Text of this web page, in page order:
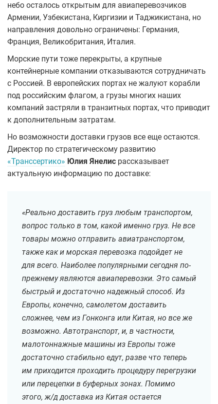
небо осталось открытым для авиаперевозчиков
Армении, Узбекистана, Киргизии и Таджикистана, но
направления довольно ограничены: Германия,
Франция, Великобритания, Италия.
Морские пути тоже перекрыты, а крупные
контейнерные компании отказываются сотрудничать
с Россией. В европейских портах не жалуют корабли
под российским флагом, а грузы многих наших
компаний застряли в транзитных портах, что приводит
к дополнительным затратам.
Но возможности доставки грузов все еще остаются.
Директор по стратегическому развитию
«Транссертико» Юлия Янелис рассказывает
актуальную информацию по доставке:
«Реально доставить груз любым транспортом,
вопрос только в том, какой именно груз. Не все
товары можно отправить авиатранспортом,
также как и морская перевозка подойдет не
для всего. Наиболее популярными сегодня по-
прежнему являются авиаперевозки. Это самый
быстрый и достаточно надежный способ. Из
Европы, конечно, самолетом доставить
сложнее, чем из Гонконга или Китая, но все же
возможно. Автотранспорт, и, в частности,
малотоннажные машины из Европы тоже
достаточно стабильно едут, разве что теперь
им приходится проходить процедуру перегрузки
или перецепки в буферных зонах. Помимо
этого, ж/д доставка из Китая остается